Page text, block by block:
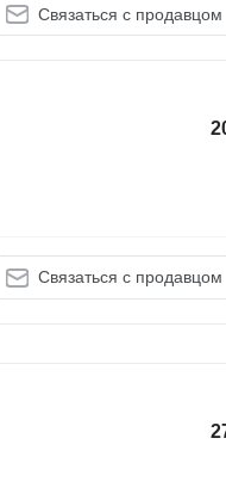
Связаться с продавцом
Связаться с продавцом